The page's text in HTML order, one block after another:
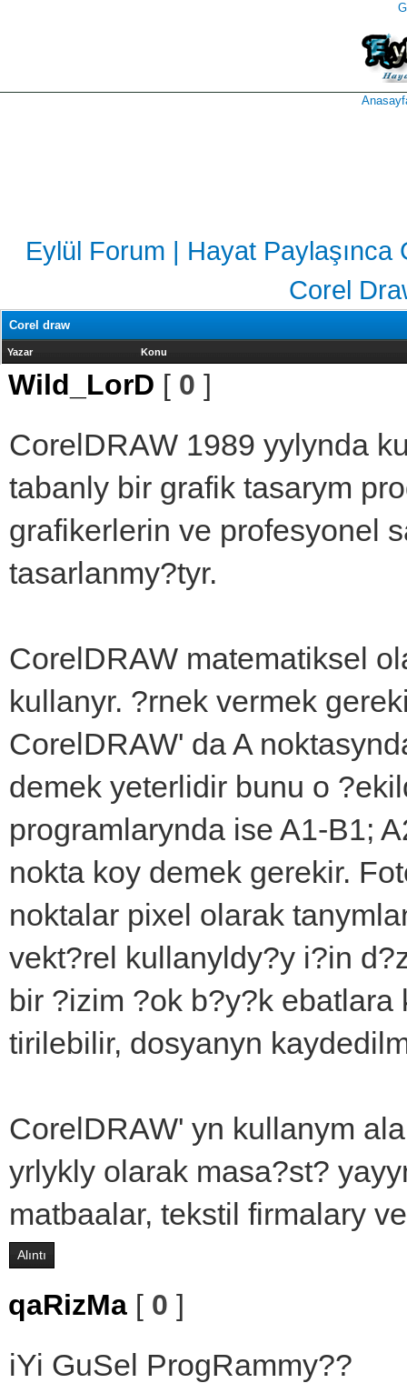
Eylül Forum | Hayat Paylaşınca
Corel
Corel draw
Yazar Konu
Wild_LorD [ 0 ]
CorelDRAW 1989 yylynda
tabanly bir grafik tasarym
grafikerlerin ve profesyonel
tasarlanmy?tyr.
CorelDRAW matematiksel
kullanyr. ?rnek vermek
CorelDRAW' da A
demek yeterlidir bunu o
programlarynda ise A1-B1;
nokta koy demek gerekir.
noktalar pixel olarak
vekt?rel kullanyldy?y i?in
bir ?izim ?ok b?y?k
tirilebilir, dosyanyn
CorelDRAW' yn kullanym
yrlykly olarak masa?st?
matbaalar, tekstil firmalary
Alıntı
qaRizMa [ 0 ]
iYi GuSel ProgRammy??